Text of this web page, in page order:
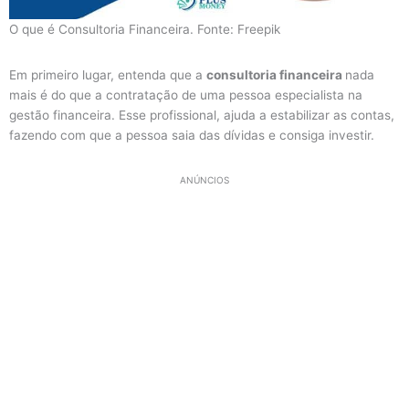
O que é Consultoria Financeira. Fonte: Freepik
Em primeiro lugar, entenda que a consultoria financeira nada
mais é do que a contratação de uma pessoa especialista na
gestão financeira. Esse profissional, ajuda a estabilizar as contas,
fazendo com que a pessoa saia das dívidas e consiga investir.
ANÚNCIOS